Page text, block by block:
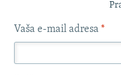
Vaša e-mail adresa *